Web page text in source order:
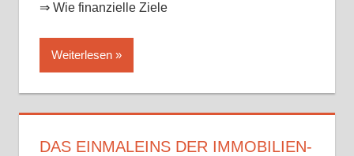
⇒ Wie finanzielle Ziele
Weiterlesen
DAS EINMALEINS DER IMMOBILIEN-